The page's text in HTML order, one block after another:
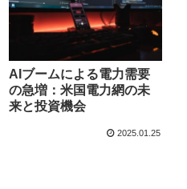
AIブームによる電力需要
の急増：米国電力網の未
来と投資機会
2025.01.25